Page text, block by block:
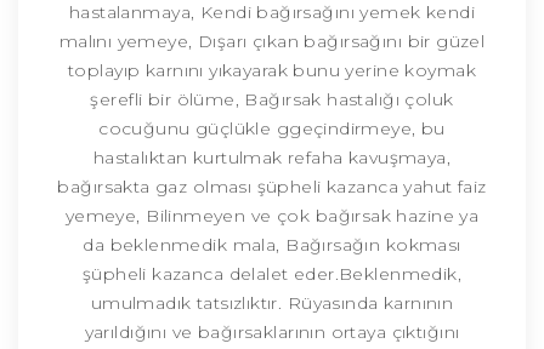
hastalanmaya, Kendi bağırsağını yemek kendi
malını yemeye, Dışarı çıkan bağırsağını bir güzel
toplayıp karnını yıkayarak bunu yerine koymak
şerefli bir ölüme, Bağırsak hastalığı çoluk
cocuğunu güçlükle ggeçindirmeye, bu
hastalıktan kurtulmak refaha kavuşmaya,
bağırsakta gaz olması şüpheli kazanca yahut faiz
yemeye, Bilinmeyen ve çok bağırsak hazine ya
da beklenmedik mala, Bağırsağın kokması
şüpheli kazanca delalet eder.Beklenmedik,
umulmadık tatsızlıktır. Rüyasında karnının
yarıldığını ve bağırsaklarının ortaya çıktığını